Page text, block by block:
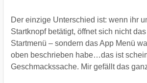
Der einzige Unterschied ist: wenn ihr
Startknopf betätigt, öffnet sich nicht
Startmenü – sondern das App Menü
oben beschrieben habe…das ist
Geschmackssache. Mir gefällt das